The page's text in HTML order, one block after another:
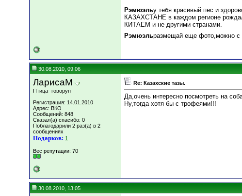
Рэмюэльу тебя красивый пес и
КАЗАХСТАНЕ в каждом регионе
КИТАЕМ и не другими странами.
Рэмюэльразмещай еще фото,можно с
30.08.2010, 09:06
ЛарисаМ
Птица- говорун
Регистрация: 14.01.2010
Адрес: ВКО
Сообщений: 848
Сказал(а) спасибо: 0
Поблагодарили 2 раз(а) в 2
сообщениях
Подарков: 1
Вес репутации: 70
Re: Казахские тазы.
Да,очень интересно посмотреть на
Ну,тогда хотя бы с трофеями!!!
30.08.2010, 13:05